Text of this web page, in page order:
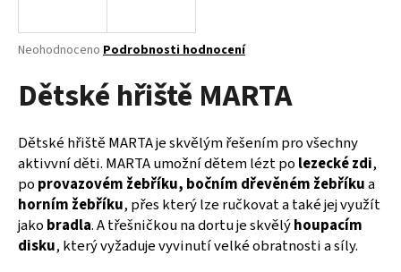
Průměrné
produktu
je
z
5
hvězdiček.
Neohodnoceno Podrobnosti hodnocení
Dětské hřiště MARTA
Dětské hřiště MARTA je skvělým řešením pro všechny
aktivvní děti. MARTA umožní dětem lézt po lezecké zdi,
po provazovém žebříku, bočním dřevěném žebříkua
horním žebříku, přes který lze ručkovat a také jej využít
jako bradla. A třešničkou na dortu je skvělýhoupacím
disku, který vyžaduje vyvinutí velké obratnosti a síly.
j
t
?
HLEDAT